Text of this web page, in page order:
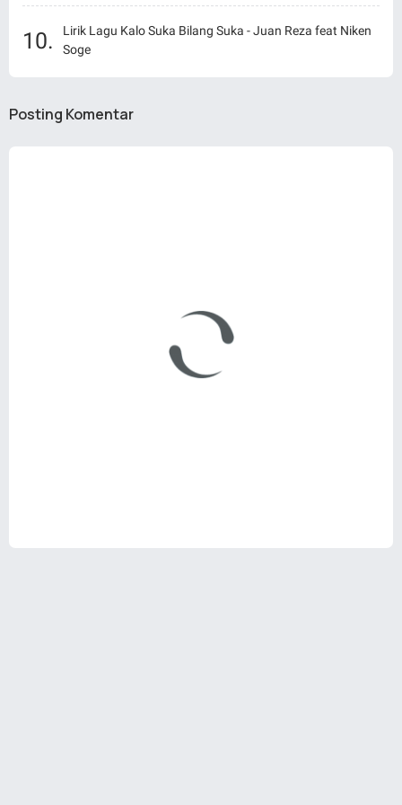
Lirik Lagu Kalo Suka Bilang Suka - Juan Reza feat Niken
Soge
Posting Komentar